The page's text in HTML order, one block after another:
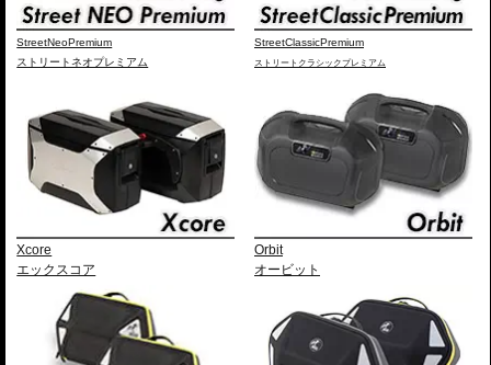
StreetNeoPremium
ストリートネオプレミアム
StreetClassicPremium
ストリートクラシックプレミアム
Xcore
エックスコア
Orbit
オービット